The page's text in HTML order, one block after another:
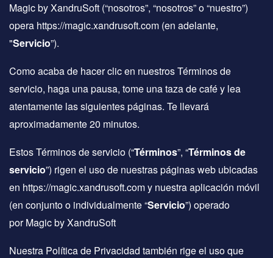
Magic by XandruSoft (“nosotros”, “nosotros” o “nuestro”)
opera https://magic.xandrusoft.com (en adelante,
"Servicio”).
Como acaba de hacer clic en nuestros Términos de
servicio, haga una pausa, tome una taza de café y lea
atentamente las siguientes páginas. Te llevará
aproximadamente 20 minutos.
Estos Términos de servicio (“Términos”, “Términos de
servicio”) rigen el uso de nuestras páginas web ubicadas
en https://magic.xandrusoft.com y nuestra aplicación móvil
(en conjunto o individualmente “Servicio”) operado
por Magic by XandruSoft
Nuestra Política de Privacidad también rige el uso que